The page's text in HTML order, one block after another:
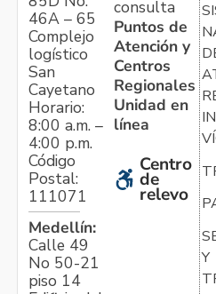
46A – 65
Complejo
logístico
San
Cayetano
Horario:
8:00 a.m. –
4:00 p.m.
Código
Postal:
111071
Medellín:
Calle 49
No 50-21
piso 14
consulta
Puntos de
Atención y
Centros
Regionales
Unidad en
línea
Centro
de
relevo
Y